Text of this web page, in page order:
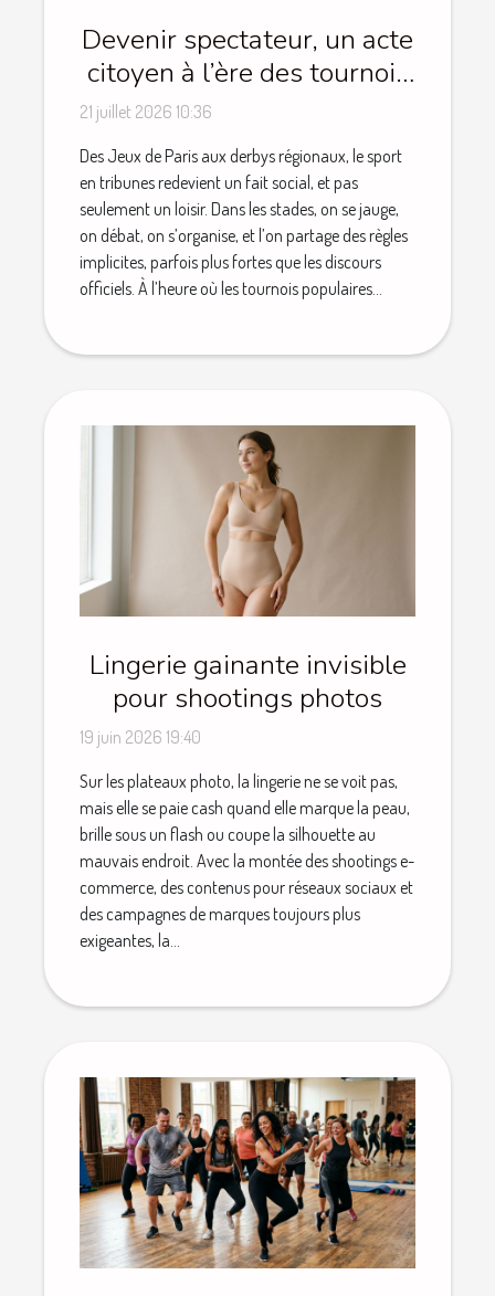
Devenir spectateur, un acte
citoyen à l’ère des tournois
populaires
21 juillet 2026 10:36
Des Jeux de Paris aux derbys régionaux, le sport
en tribunes redevient un fait social, et pas
seulement un loisir. Dans les stades, on se jauge,
on débat, on s’organise, et l’on partage des règles
implicites, parfois plus fortes que les discours
officiels. À l’heure où les tournois populaires...
Lingerie gainante invisible
pour shootings photos
19 juin 2026 19:40
Sur les plateaux photo, la lingerie ne se voit pas,
mais elle se paie cash quand elle marque la peau,
brille sous un flash ou coupe la silhouette au
mauvais endroit. Avec la montée des shootings e-
commerce, des contenus pour réseaux sociaux et
des campagnes de marques toujours plus
exigeantes, la...